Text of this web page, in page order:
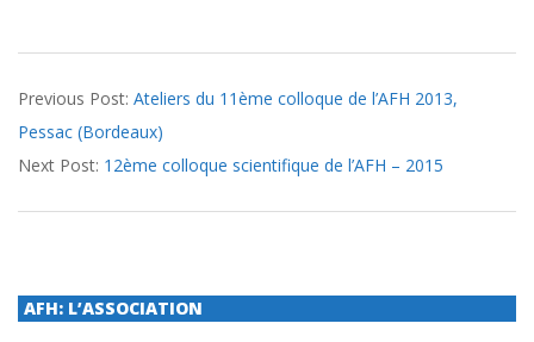
01-
25
Previous Post: Ateliers du 11ème colloque de l’AFH 2013,
Pessac (Bordeaux)
Next Post: 12ème colloque scientifique de l’AFH – 2015
AFH: L’ASSOCIATION